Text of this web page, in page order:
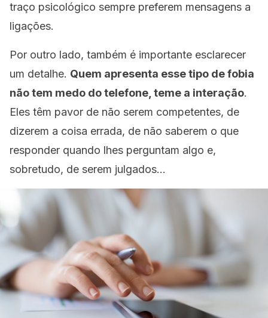
traço psicológico sempre preferem mensagens a
ligações.
Por outro lado, também é importante esclarecer
um detalhe. Quem apresenta esse tipo de fobia
não tem medo do telefone, teme a interação.
Eles têm pavor de não serem competentes, de
dizerem a coisa errada, de não saberem o que
responder quando lhes perguntam algo e,
sobretudo, de serem julgados…